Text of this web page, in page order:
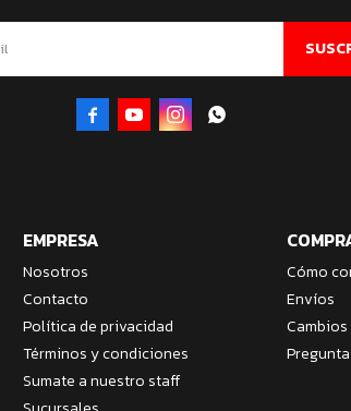
EMPRESA
Nosotros
Contacto
Política de privacidad
Términos y condiciones
Sumate a nuestro staff
Cómo
Envíos
   